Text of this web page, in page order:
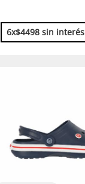
6x$4498 sin interés